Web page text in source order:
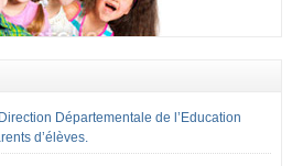
Départementale de l’Education
d’élèves.